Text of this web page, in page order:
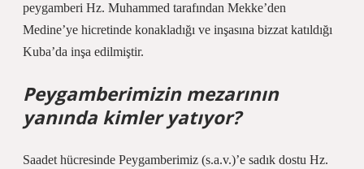
peygamberi Hz. Muhammed tarafından Mekke’den
Medine’ye hicretinde konakladığı ve inşasına bizzat katıldığı
Kuba’da inşa edilmiştir.
Peygamberimizin mezarının
yanında kimler yatıyor?
Saadet hücresinde Peygamberimiz (s.a.v.)’e sadık dostu Hz.